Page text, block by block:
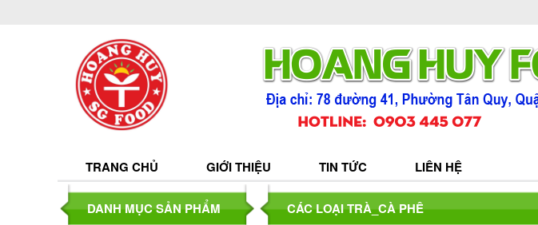
TRANG CHỦ GIỚI THIỆU TIN TỨC LIÊN HỆ
CÁC LOẠI TRÀ_CÀ PHÊ
DANH MỤC SẢN PHẨM